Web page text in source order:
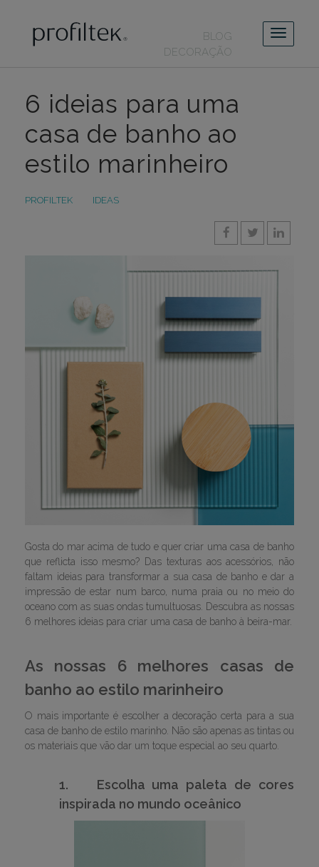
BLOG
DECORAÇÃO
6 ideias para uma
casa de banho ao
estilo marinheiro
PROFILTEK IDEAS
Gosta do mar acima de tudo e quer criar uma casa de banho
que reflicta isso mesmo? Das texturas aos acessórios, não
faltam ideias para transformar a sua casa de banho e dar a
impressão de estar num barco, numa praia ou no meio do
oceano com as suas ondas tumultuosas. Descubra as nossas
6 melhores ideias para criar uma casa de banho à beira-mar.
As nossas 6 melhores casas de
banho ao estilo marinheiro
O mais importante é escolher a decoração certa para a sua
casa de banho de estilo marinho. Não são apenas as tintas ou
os materiais que vão dar um toque especial ao seu quarto.
1. Escolha uma paleta de cores
inspirada no mundo oceânico